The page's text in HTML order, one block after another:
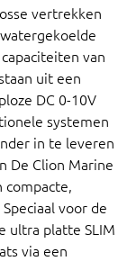
vertrekken
van
uit een
DC 0-10V
systemen
in te leveren
De Clion Marine
compacte,
voor de
ultra platte SLIM
via een